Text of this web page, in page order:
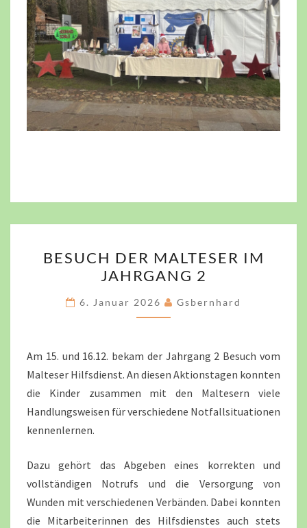
DER
MALTESER
IM
JAHRGANG
BESUCH DER MALTESER IM
JAHRGANG 2
6. Januar 2026 Gsbernhard
Am 15. und 16.12. bekam der Jahrgang 2 Besuch vom
Malteser Hilfsdienst. An diesen Aktionstagen konnten
die Kinder zusammen mit den Maltesern viele
Handlungsweisen für verschiedene Notfallsituationen
kennenlernen.
Dazu gehört das Abgeben eines korrekten und
vollständigen Notrufs und die Versorgung von
Wunden mit verschiedenen Verbänden. Dabei konnten
die Mitarbeiterinnen des Hilfsdienstes auch stets